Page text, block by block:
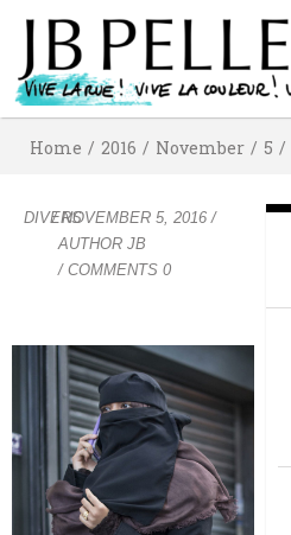
Home / 2016 / November / 5 /
DIVERS
/NOVEMBER 5, 2016/
AUTHOR JB
/ COMMENTS 0